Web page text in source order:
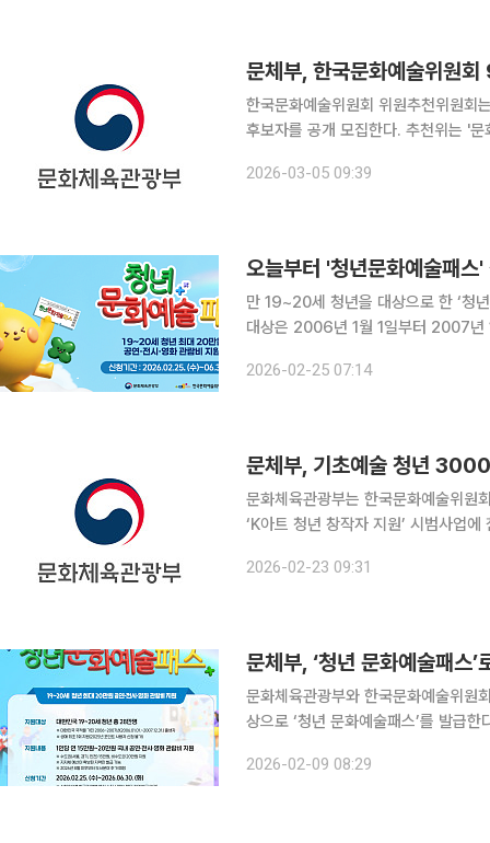
문체부, 한국문화예술위원
한국문화예술위원회 위원추천위원
후보자를 공개 모집한다. 추천위는 '문화예술진흥법'에 따라 문화예술 각 분야의 민간위원으로 구성
무용, 연극, 전통예술 등 6개 분야의
2026-03-05 09:39
오늘부터 '청년문화예술패스
만 19~20세 청년을 대상으로 한 ‘청
대상은 2006년 1월 1일부터 2007년
도권 거주자는 15만원, 비수도권 거주
2026-02-25 07:14
문체부, 기초예술 청년
문화체육관광부는 한국문화예술위원
‘K아트 청년 창작자 지원’ 시범사업
청년 창작자(만 39세 이하) 3000명(
2026-02-23 09:31
문체부, ‘청년 문화예술패스
문화체육관광부와 한국문화예술위
상으로 ‘청년 문화예술패스’를 발급한다. 9일 문체부에 따르면 청년 문화예술패스는 협력 예
2026-02-09 08:29